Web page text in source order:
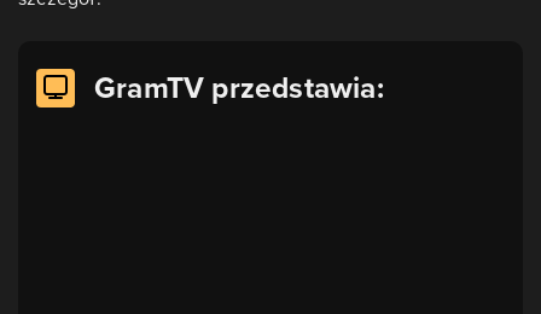
GramTV przedstawia: